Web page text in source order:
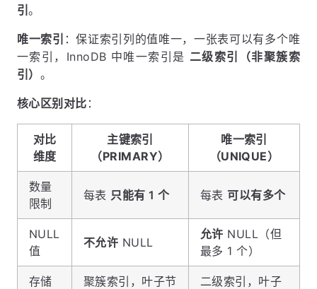
引。
唯一索引 ：保证索引列的值唯一，一张表可以有多个唯
一索引，InnoDB 中唯一索引是 二级索引（非聚簇索
引） 。
核心区别对比 ：
对比
维度
主键索引
（PRIMARY）
唯一索引
（UNIQUE）
数量
限制
每表 只能有 1 个 每表 可以有多个
NULL
值
不允许 NULL
允许 NULL（但
最多 1 个）
存储
聚簇索引，叶子节
二级索引，叶子